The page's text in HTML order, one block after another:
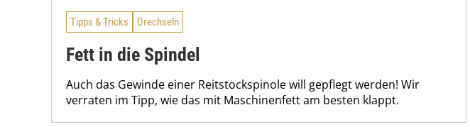
Tipps & Tricks Drechseln
Fett in die Spindel
Auch das Gewinde einer Reitstockspinole will gepflegt werden! Wir
verraten im Tipp, wie das mit Maschinenfett am besten klappt.